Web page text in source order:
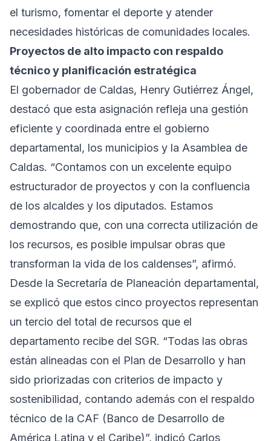
el turismo, fomentar el deporte y atender
necesidades históricas de comunidades locales.
Proyectos de alto impacto con respaldo
técnico y planificación estratégica
El gobernador de Caldas, Henry Gutiérrez Ángel,
destacó que esta asignación refleja una gestión
eficiente y coordinada entre el gobierno
departamental, los municipios y la Asamblea de
Caldas. “Contamos con un excelente equipo
estructurador de proyectos y con la confluencia
de los alcaldes y los diputados. Estamos
demostrando que, con una correcta utilización de
los recursos, es posible impulsar obras que
transforman la vida de los caldenses”, afirmó.
Desde la Secretaría de Planeación departamental,
se explicó que estos cinco proyectos representan
un tercio del total de recursos que el
departamento recibe del SGR. “Todas las obras
están alineadas con el Plan de Desarrollo y han
sido priorizadas con criterios de impacto y
sostenibilidad, contando además con el respaldo
técnico de la CAF (Banco de Desarrollo de
América Latina y el Caribe)”, indicó Carlos